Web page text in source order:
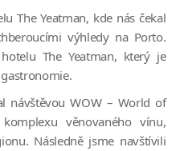
The Yeatman, kde nás čekal
výhledy na Porto.
The Yeatman, který je
návštěvou WOW – World of
věnovaného vínu,
Následně jsme navštívili